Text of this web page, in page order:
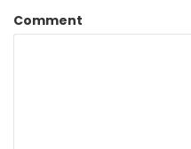
Comment